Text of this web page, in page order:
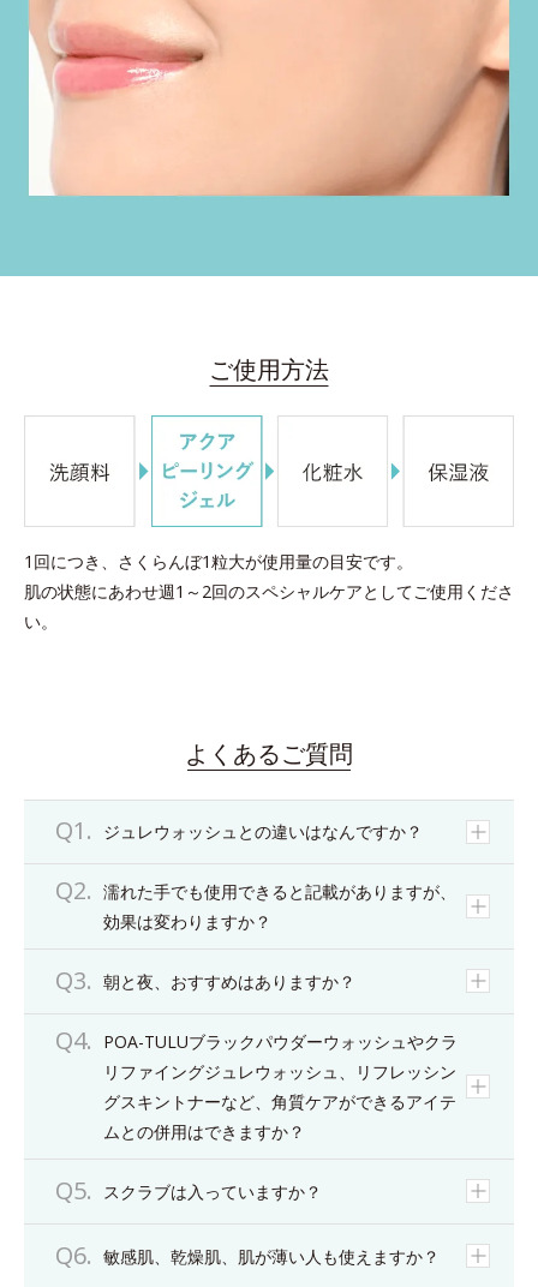
ご使用方法
1回につき、さくらんぼ1粒大が使用量の目安です。
肌の状態にあわせ週1～2回のスペシャルケアとしてご使用くださ
い。
よくあるご質問
ジュレウォッシュとの違いはなんですか？
濡れた手でも使用できると記載がありますが、
効果は変わりますか？
朝と夜、おすすめはありますか？
POA-TULUブラックパウダーウォッシュやクラ
リファイングジュレウォッシュ、リフレッシン
グスキントナーなど、角質ケアができるアイテ
ムとの併用はできますか？
スクラブは入っていますか？
敏感肌、乾燥肌、肌が薄い人も使えますか？